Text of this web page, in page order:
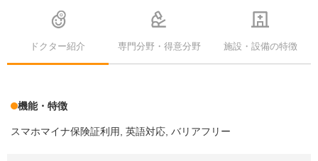
ドクター紹介 専門分野・得意分野 施設・設備の特徴
機能・特徴
スマホマイナ保険証利用 英語対応 バリアフリー